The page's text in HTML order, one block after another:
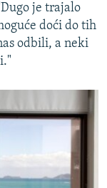
je trajalo
doći do tih
odbili, a neki